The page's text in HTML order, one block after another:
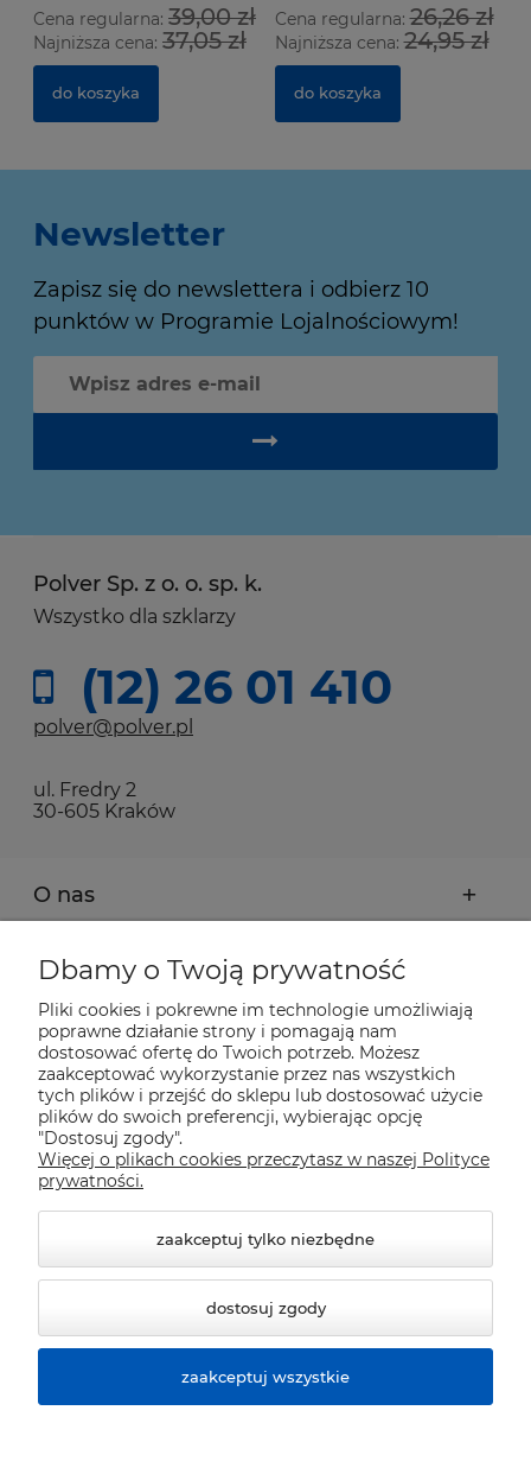
Cena regularna: 39,00 zł
Najniższa cena: 37,05 zł
do koszyka
Cena regularna:26,26 zł
Najniższa cena:24,95 zł
do koszyka
Newsletter
Zapisz się do newslettera i odbierz 10
punktów w Programie Lojalnościowym!
Polver Sp. z o. o. sp. k.
Wszystko dla szklarzy
(12) 26 01 410
polver@polver.pl
ul. Fredry 2
30-605 Kraków
O nas
Moje konto
Płatności i dostawa
Pomoc
Informacje
© 2026 sklep.polver.eu. Wszelkie prawa zastrzeżone.
Dbamy o Twoją prywatność
Pliki cookies i pokrewne im technologie umożliwiają
poprawne działanie strony i pomagają nam
dostosować ofertę do Twoich potrzeb. Możesz
zaakceptować wykorzystanie przez nas wszystkich
tych plików i przejść do sklepu lub dostosować użycie
plików do swoich preferencji, wybierając opcję
"Dostosuj zgody".
Więcej o plikach cookies przeczytasz w naszej Polityce
prywatności.
zaakceptuj tylko niezbędne
dostosuj zgody
zaakceptuj wszystkie